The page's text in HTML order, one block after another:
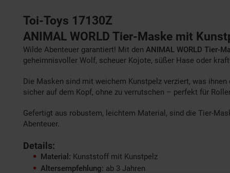
Toi-Toys 17130Z
ANIMAL WORLD Tier-Maske mit
Wilde Abenteuer garantiert! Mit den ANIMAL WORLD Tier-
geheimnisvoller Wolf, scheuer Kojote, süßer Hase oder
Die Masken sind mit weichem Kunstpelz verziert, was
sicher auf dem Kopf, ohne zu verrutschen – perfekt für
Gefertigt aus robustem, leichtem Material, sind die Tier-
Abenteuer.
Details:
Material: Kunststoff mit Kunstpelz
Altersempfehlung: ab 3 Jahren